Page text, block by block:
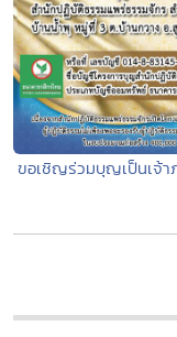
ขอเชิญร่วมบุญเป็นเจ้